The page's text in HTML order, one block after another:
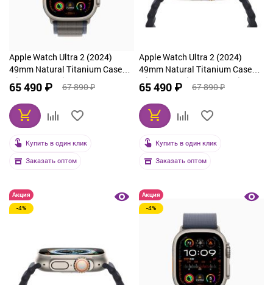
Apple Watch Ultra 2 (2024)
49mm Natural Titanium Case
with Navy Alpine Loop Small
65 490 ₽ 67 890 ₽
Купить в один клик
Заказать оптом
Apple Watch Ultra 2 (2024)
49mm Natural Titanium Case
with Tan Alpine Loop Medium
65 490 ₽ 67 890 ₽
Купить в один клик
Заказать оптом
Акция
-4%
Акция
-4%